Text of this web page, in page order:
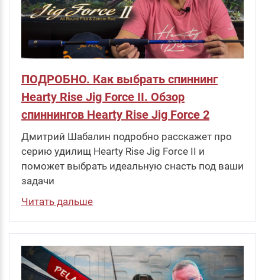
ПОДРОБНО. Как выбрать спиннинг
Hearty Rise Jig Force II. Обзор
спиннингов Hearty Rise Jig Force 2
Дмитрий Шабалин подробно расскажет про
серию удилищ Hearty Rise Jig Force II и
поможет выбрать идеальную снасть под ваши
задачи
Читать дальше